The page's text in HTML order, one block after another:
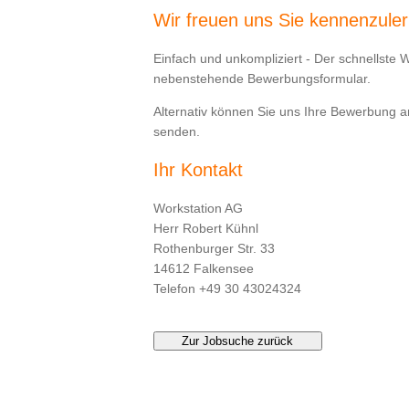
Wir freuen uns Sie
Einfach und unkompliziert - Der schnellste
nebenstehende Bewerbungsformular.
Alternativ können Sie uns Ihre Bewerbung
senden.
Ihr Kontakt
Workstation AG
Herr Robert Kühnl
Rothenburger Str. 33
14612 Falkensee
Telefon +49 30 43024324
Zur Jobsuche zurück